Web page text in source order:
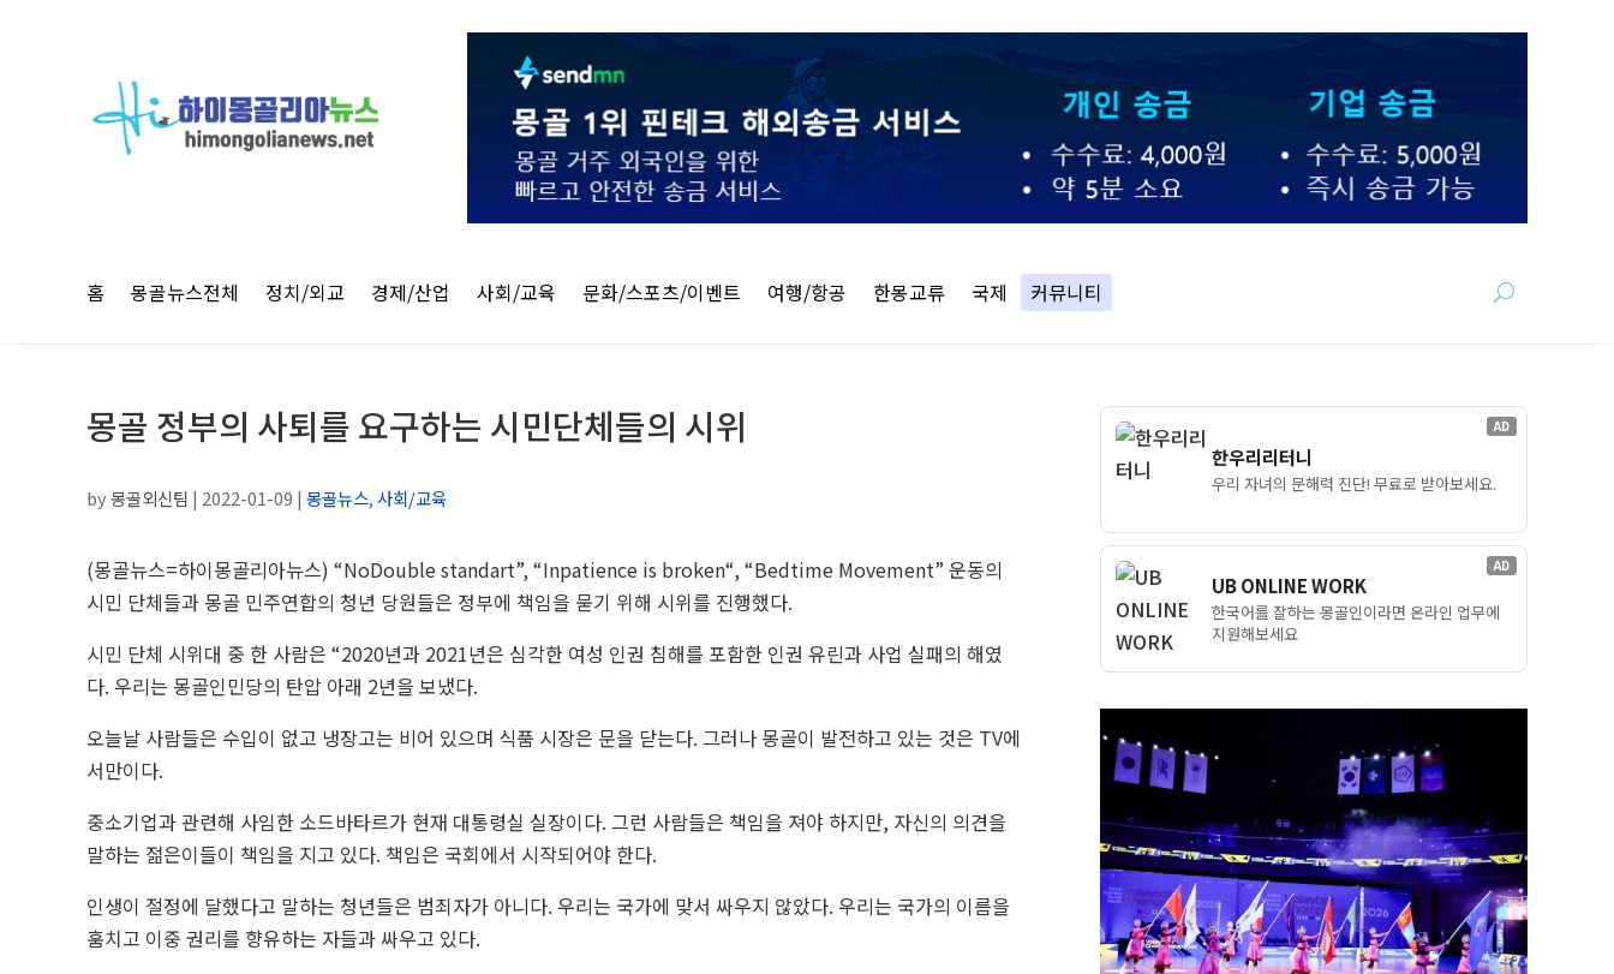
홈 몽골뉴스전체 정치/외교 경제/산업 사회/교육 문화/스포츠/이벤트 여행/항공 한몽교류 국제 커뮤니티
몽골 정부의 사퇴를 요구하는 시민단체들의 시위
by몽골외신팀 | 2022-01-09 | 몽골뉴스,사회/교육
(몽골뉴스=하이몽골리아뉴스) “NoDouble standart”, “Inpatience is broken“, “Bedtime Movement” 운동의
시민 단체들과 몽골 민주연합의 청년 당원들은 정부에 책임을 묻기 위해 시위를 진행했다.
시민 단체 시위대 중 한 사람은 “2020년과 2021년은 심각한 여성 인권 침해를 포함한 인권 유린과 사업 실패의 해였
다. 우리는 몽골인민당의 탄압 아래 2년을 보냈다.
오늘날 사람들은 수입이 없고 냉장고는 비어 있으며 식품 시장은 문을 닫는다. 그러나 몽골이 발전하고 있는 것은 TV에
서만이다.
중소기업과 관련해 사임한 소드바타르가 현재 대통령실 실장이다. 그런 사람들은 책임을 져야 하지만, 자신의 의견을
말하는 젊은이들이 책임을 지고 있다. 책임은 국회에서 시작되어야 한다.
인생이 절정에 달했다고 말하는 청년들은 범죄자가 아니다. 우리는 국가에 맞서 싸우지 않았다. 우리는 국가의 이름을
훔치고 이중 권리를 향유하는 자들과 싸우고 있다.
AD
한우리리터니
우리 자녀의 문해력 진단! 무료로 받아보세요.
AD
UB ONLINE WORK
한국어를 잘하는 몽골인이라면 온라인 업무에
지원해보세요